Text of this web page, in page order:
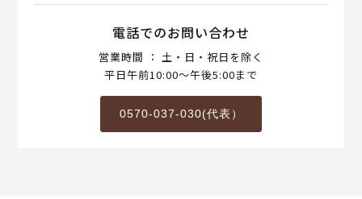
電話でのお問い合わせ
営業時間 ： 土・日・祝日を除く
平日午前10:00～午後5:00まで
0570-037-030(代表）